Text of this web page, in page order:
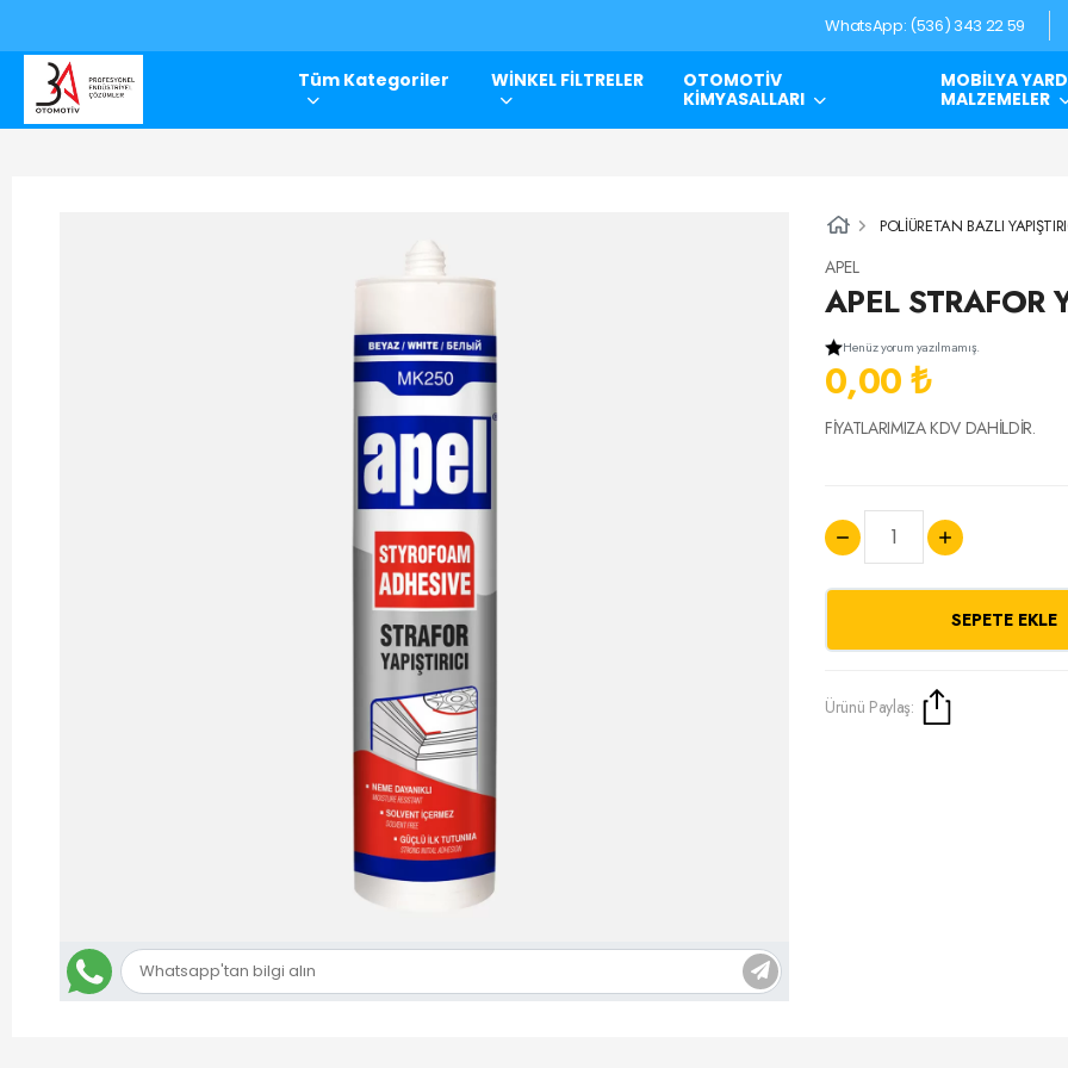
WhatsApp: (536) 343 22 59
Tüm Kategoriler WİNKEL FİLTRELER
OTOMOTİV
KİMYASALLARI
MOBİLYA
MALZEMELER
POLİÜRETAN BAZLI
APEL
APEL
Henüz yorum yazılmamış.
0,00 ₺
FİYATLARIMIZA KDV DAHİLDİR.
SEPETE EKLE
Ürünü Paylaş: